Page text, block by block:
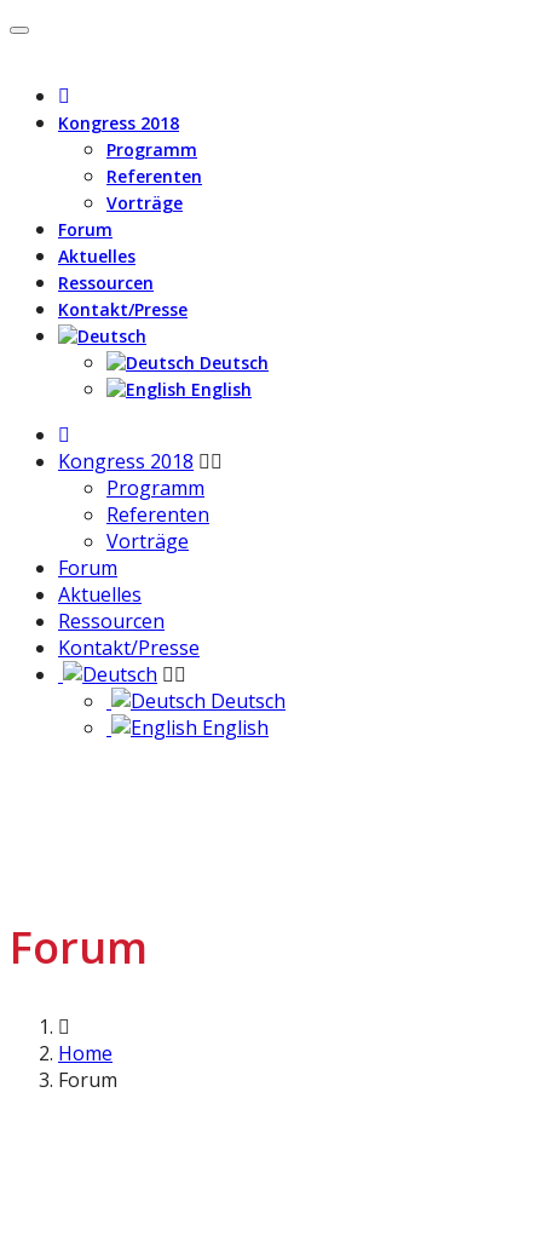
Kongress 2018
Programm
Referenten
Vorträge
Forum
Aktuelles
Ressourcen
Kontakt/Presse
Deutsch
English
Kongress 2018
Programm
Referenten
Vorträge
Forum
Aktuelles
Ressourcen
Kontakt/Presse
Deutsch
English
Forum
Home
Forum